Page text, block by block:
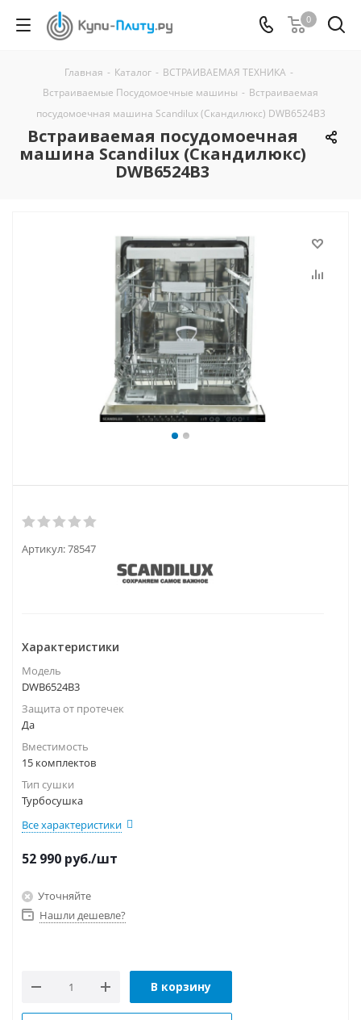
0
Главная - Каталог - ВСТРАИВАЕМАЯ ТЕХНИКА -
Встраиваемые Посудомоечные машины - Встраиваемая
посудомоечная машина Scandilux (Скандилюкс) DWB6524B3
Встраиваемая посудомоечная
машина Scandilux (Скандилюкс)
DWB6524B3
Артикул:78547
Характеристики
Модель
DWB6524B3
Защита от протечек
Да
Вместимость
15 комплектов
Тип сушки
Турбосушка
Все характеристики
52 990 руб./шт
Уточняйте
Нашли дешевле?
В корзину